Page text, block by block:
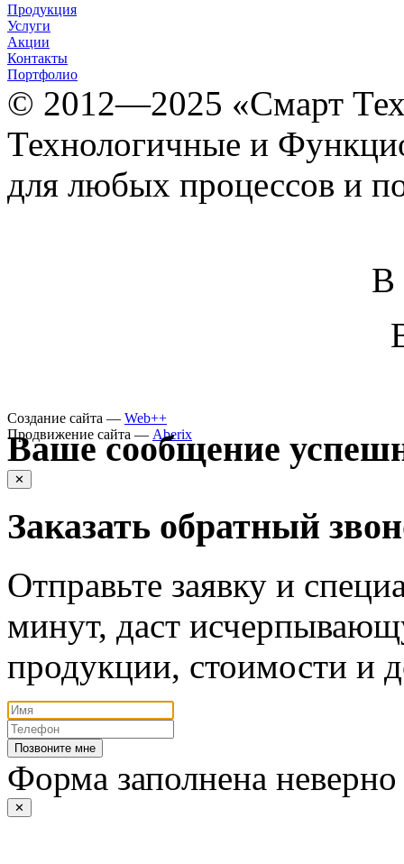
Продукция
Услуги
Акции
Контакты
Портфолио
© 2012­­­—2025 «Смарт
Технологичные и
для любых процессов и
В
Создание сайта — Web++
Продвижение сайта — Aberix
Ваше сообщение
✕
Заказать обратный
Отправьте заявку и
минут, даст
продукции, стоимости и
Позвоните мне
Форма заполнена неверно
✕